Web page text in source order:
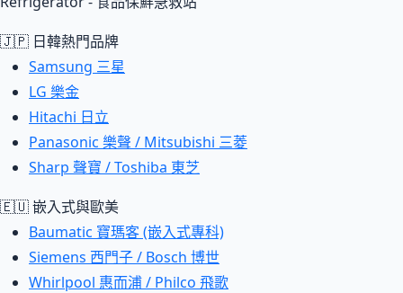
🇯🇵 日韓熱門品牌
Samsung 三星
LG 樂金
Hitachi 日立
Panasonic 樂聲 / Mitsubishi 三菱
Sharp 聲寶 / Toshiba 東芝
🇪🇺 嵌入式與歐美
Baumatic 寶瑪客 (嵌入式專科)
Siemens 西門子 / Bosch 博世
Whirlpool 惠而浦 / Philco 飛歌